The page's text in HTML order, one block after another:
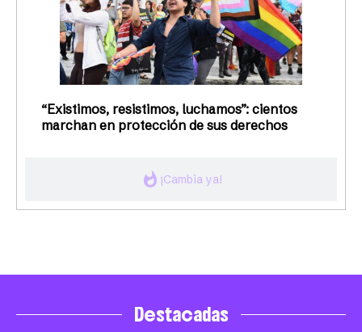
whatshot ¡Cambia ya!
“Existimos, resistimos, luchamos”: cientos
marchan en protección de sus derechos
Destacadas